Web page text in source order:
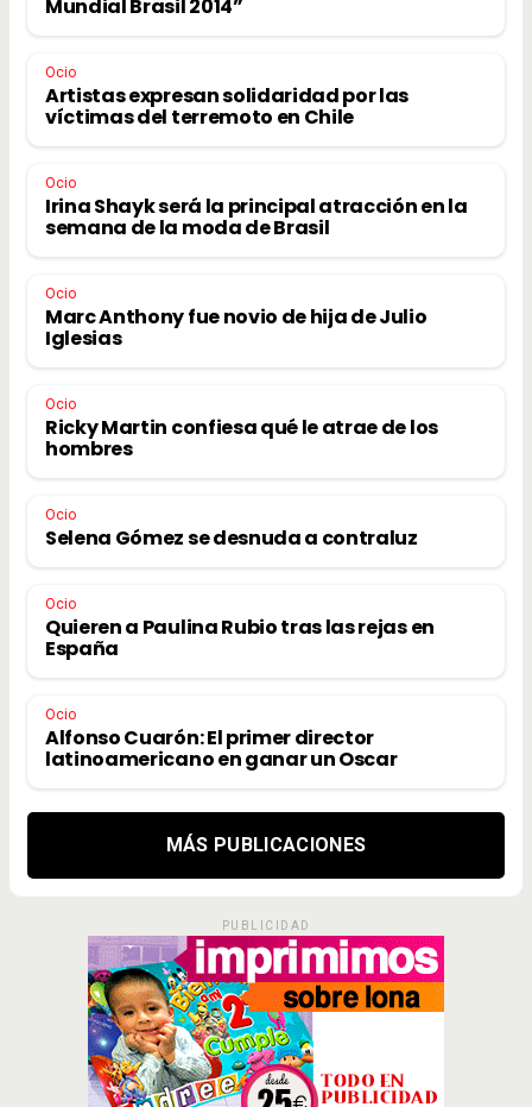
Mundial Brasil 2014”
Ocio
Artistas expresan solidaridad por las
víctimas del terremoto en Chile
Ocio
Irina Shayk será la principal atracción en la
semana de la moda de Brasil
Ocio
Marc Anthony fue novio de hija de Julio
Iglesias
Ocio
Ricky Martin confiesa qué le atrae de los
hombres
Ocio
Selena Gómez se desnuda a contraluz
Ocio
Quieren a Paulina Rubio tras las rejas en
España
Ocio
Alfonso Cuarón: El primer director
latinoamericano en ganar un Oscar
MÁS PUBLICACIONES
PUBLICIDAD